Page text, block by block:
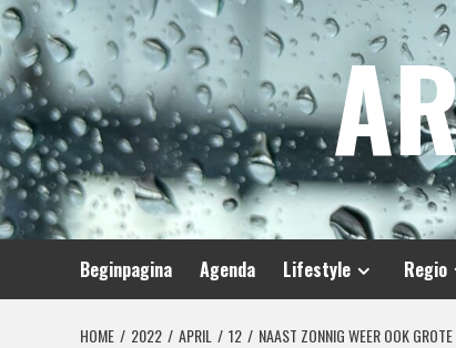
Spring
naar
inhoud
Beginpagina Agenda Lifestyle Regio
HOME 2022 APRIL 12 NAAST ZONNIG WEER OOK